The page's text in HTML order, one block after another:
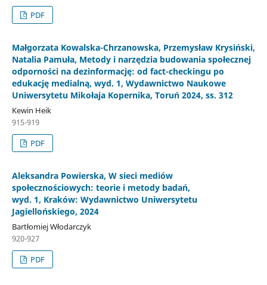
PDF
Małgorzata Kowalska-Chrzanowska, Przemysław Krysiński,
Natalia Pamuła, Metody i narzędzia budowania społecznej
odporności na dezinformację: od fact-checkingu po
edukację medialną, wyd. 1, Wydawnictwo Naukowe
Uniwersytetu Mikołaja Kopernika, Toruń 2024, ss. 312
Kewin Heik
915-919
PDF
Aleksandra Powierska, W sieci mediów
społecznościowych: teorie i metody badań,
wyd. 1, Kraków: Wydawnictwo Uniwersytetu
Jagiellońskiego, 2024
Bartłomiej Włodarczyk
920-927
PDF